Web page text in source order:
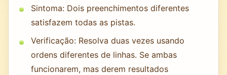
Sintoma: Dois preenchimentos diferentes
satisfazem todas as pistas.
Verificação: Resolva duas vezes usando
ordens diferentes de linhas. Se ambas
funcionarem, mas derem resultados